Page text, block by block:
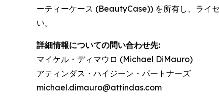
ーティーケース (BeautyCase)) を所有し、ライ
い。
詳細情報についての問い合わせ先:
マイケル・ディマウロ (Michael DiMauro)
アティンダス・ハイジーン・パートナーズ
michael.dimauro@attindas.com